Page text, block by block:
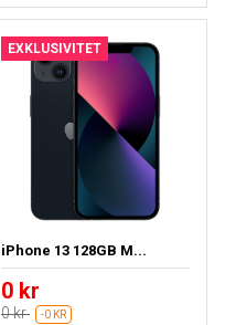
EXKLUSIVITET
iPhone 13 128GB M...
0 kr
0 kr -0 KR